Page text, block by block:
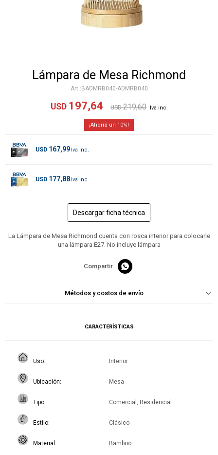
Lámpara de Mesa Richmond
BADMRB040-ADMRB040
USD 197,64 USD 219,60
10
USD 167,99
USD 177,88
Descargar ficha técnica
La Lámpara de Mesa Richmond cuenta con rosca interior para colocarle
una lámpara E27. No incluye lámpara

Métodos y costos de envío
CARACTERÍSTICAS
Uso Interior
Ubicación Mesa
Tipo Comercial, Residencial
Estilo Clásico
Material Bamboo